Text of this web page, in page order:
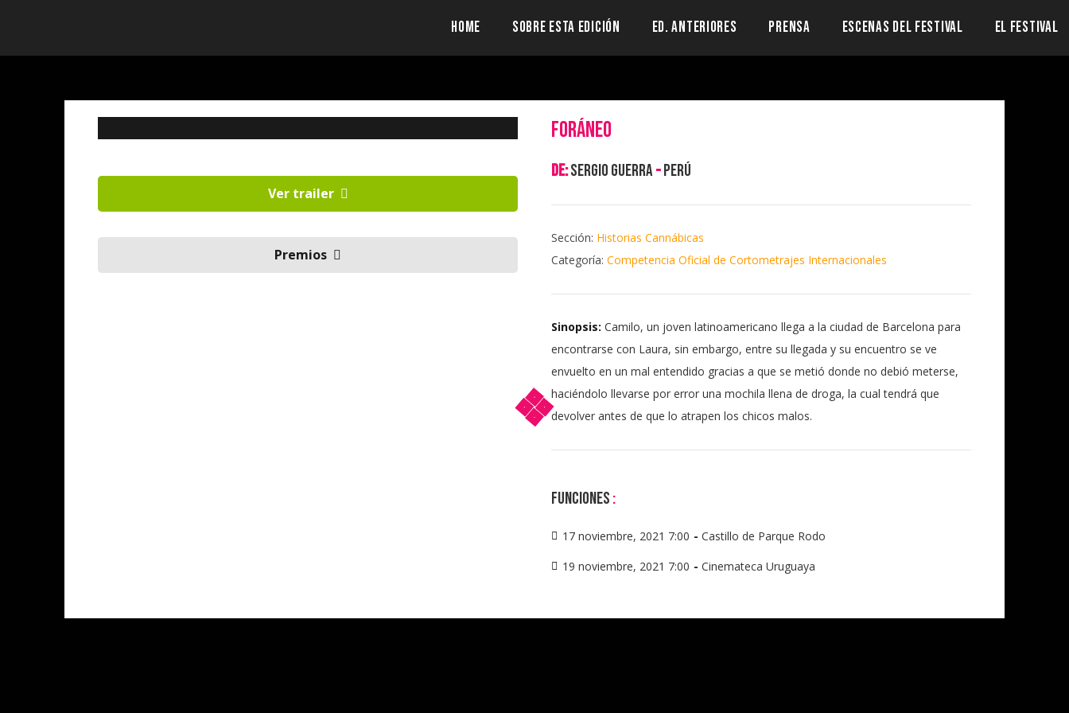
HOME SOBRE ESTA EDICIÓN ED. ANTERIORES PRENSA ESCENAS DEL FESTIVAL EL FESTIVAL
Ver trailer
Premios
Foráneo
de:Sergio Guerra -Perú
Sección: Historias Cannábicas
Categoría: Competencia Oficial de Cortometrajes Internacionales
Sinopsis: Camilo, un joven latinoamericano llega a la ciudad de Barcelona para
encontrarse con Laura, sin embargo, entre su llegada y su encuentro se ve
envuelto en un mal entendido gracias a que se metió donde no debió meterse,
haciéndolo llevarse por error una mochila llena de droga, la cual tendrá que
devolver antes de que lo atrapen los chicos malos.
Funciones :
17 noviembre, 2021 7:00 - Castillo de Parque Rodo
19 noviembre, 2021 7:00 - Cinemateca Uruguaya